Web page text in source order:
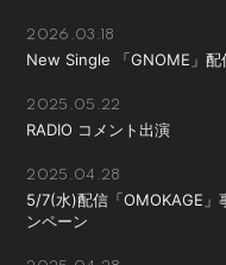
2026.03.18
New Single 「GNOME」配
2025.05.22
RADIO コメント出演
2025.04.28
5/7(水)配信「OMOKAGE
ンペーン